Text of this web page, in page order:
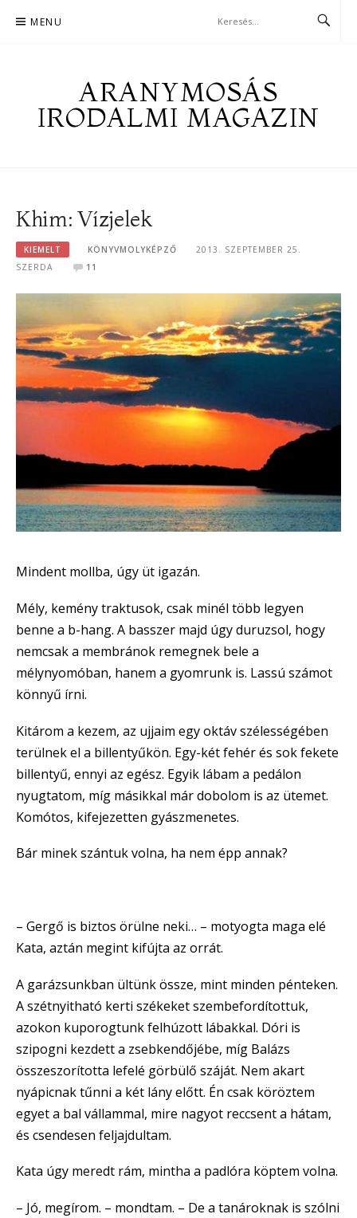
MENU
ARANYMOSÁS
IRODALMI MAGAZIN
Khim: Vízjelek
KIEMELT KÖNYVMOLYKÉPZŐ
2013. SZEPTEMBER 25.
SZERDA
11
Mindent mollba, úgy üt igazán.
Mély, kemény traktusok, csak minél több legyen
benne a b-hang. A basszer majd úgy duruzsol, hogy
nemcsak a membránok remegnek bele a
mélynyomóban, hanem a gyomrunk is. Lassú számot
könnyű írni.
Kitárom a kezem, az ujjaim egy oktáv szélességében
terülnek el a billentyűkön. Egy-két fehér és sok fekete
billentyű, ennyi az egész. Egyik lábam a pedálon
nyugtatom, míg másikkal már dobolom is az ütemet.
Komótos, kifejezetten gyászmenetes.
Bár minek szántuk volna, ha nem épp annak?
– Gergő is biztos örülne neki… – motyogta maga elé
Kata, aztán megint kifújta az orrát.
A garázsunkban ültünk össze, mint minden pénteken.
A szétnyitható kerti székeket szembefordítottuk,
azokon kuporogtunk felhúzott lábakkal. Dóri is
szipogni kezdett a zsebkendőjébe, míg Balázs
összeszorította lefelé görbülő száját. Nem akart
nyápicnak tűnni a két lány előtt. Én csak köröztem
egyet a bal vállammal, mire nagyot reccsent a hátam,
és csendesen feljajdultam.
Kata úgy meredt rám, mintha a padlóra köptem volna.
– Jó, megírom. – mondtam. – De a tanároknak is szólni